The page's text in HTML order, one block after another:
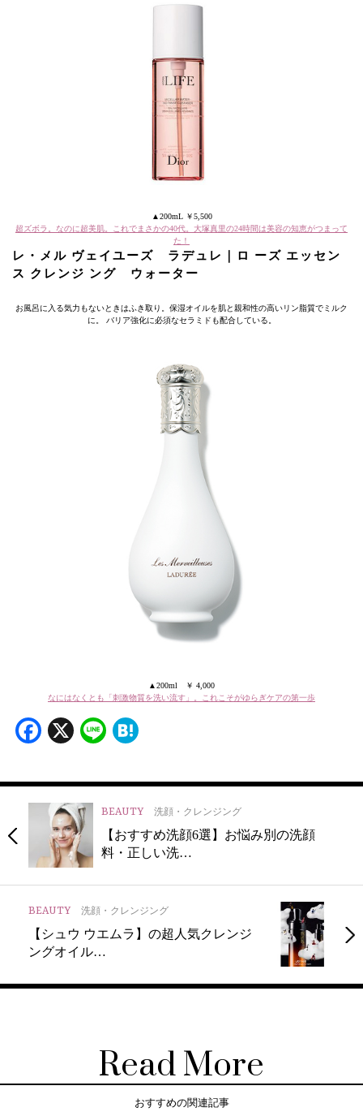
▲200mL ￥5,500
超ズボラ。なのに超美肌。これでまさかの40代。大塚真里の24時間は美容の知恵がつまって
た！
レ・メル ヴェイユーズ ラデュレ｜ロ ーズ エッセン
ス クレンジ ング ウォーター
お風呂に入る気力もないときはふき取り。保湿オイルを肌と親和性の高いリン脂質でミルク
に。 バリア強化に必須なセラミドも配合している。
▲200ml ￥ 4,000
なにはなくとも「刺激物質を洗い流す」。これこそがゆらぎケアの第一歩
Facebook
X Line
BEAUTY 洗顔・クレンジング
【おすすめ洗顔6選】お悩み別の洗顔
料・正しい洗…
BEAUTY 洗顔・クレンジング
【シュウ ウエムラ】の超人気クレンジ
ングオイル…
Read More
おすすめの関連記事